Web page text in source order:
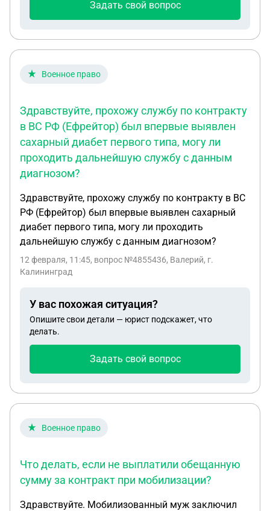
Задать свой вопрос
Военное право
Здравствуйте, прохожу службу по контракту
в ВС РФ (Ефрейтор) был впервые выявлен
сахарный диабет первого типа, могу ли
проходить дальнейшую службу с данным
диагнозом?
Здравствуйте, прохожу службу по контракту в ВС
РФ (Ефрейтор) был впервые выявлен сахарный
диабет первого типа, могу ли проходить
дальнейшую службу с данным диагнозом?
12 февраля, 11:45, вопрос №4855436, Валерий, г.
Калининград
У вас похожая ситуация?
Опишите свои детали — юрист подскажет, что
делать.
Задать свой вопрос
Военное право
Что делать, если не выплатили обещанную
сумму за контракт при мобилизации?
Здравствуйте. Мобилизованный муж заключил